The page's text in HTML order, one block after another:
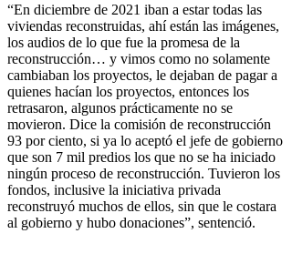
“En diciembre de 2021 iban a estar todas las
viviendas reconstruidas, ahí están las imágenes,
los audios de lo que fue la promesa de la
reconstrucción… y vimos como no solamente
cambiaban los proyectos, le dejaban de pagar a
quienes hacían los proyectos, entonces los
retrasaron, algunos prácticamente no se
movieron. Dice la comisión de reconstrucción
93 por ciento, si ya lo aceptó el jefe de gobierno
que son 7 mil predios los que no se ha iniciado
ningún proceso de reconstrucción. Tuvieron los
fondos, inclusive la iniciativa privada
reconstruyó muchos de ellos, sin que le costara
al gobierno y hubo donaciones”, sentenció.